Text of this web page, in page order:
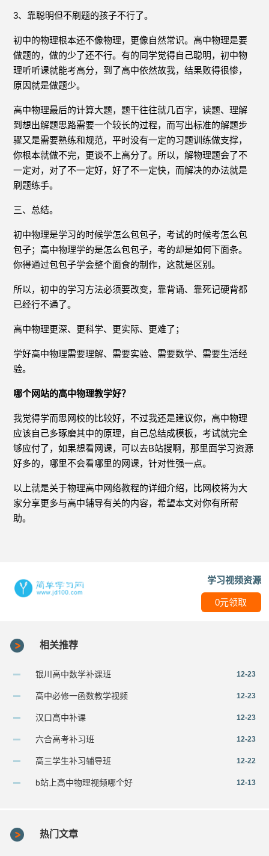
3、靠聪明但不刷题的孩子不行了。
初中的物理根本还不像物理，更像自然常识。高中物理是要
做题的，做的少了还不行。有的同学觉得自己聪明，初中物
理听听课就能考高分，到了高中依然故我，结果败得很惨，
原因就是做题少。
高中物理最后的计算大题，题干往往就几百字，读题、理解
到想出解题思路需要一个较长的过程，而写出标准的解题步
骤又是需要熟练和规范，平时没有一定的习题训练做支撑，
你根本就做不完，更谈不上高分了。所以，解物理题会了不
一定对，对了不一定好，好了不一定快，而解决的办法就是
刷题练手。
三、总结。
初中物理是学习的时候学怎么包包子，考试的时候考怎么包
包子；高中物理学的是怎么包包子，考的却是如何下面条。
你得通过包包子学会整个面食的制作，这就是区别。
所以，初中的学习方法必须要改变，靠背诵、靠死记硬背都
已经行不通了。
高中物理更深、更科学、更实际、更难了；
学好高中物理需要理解、需要实验、需要数学、需要生活经
验。
哪个网站的高中物理教学好？
我觉得学而思网校的比较好，不过我还是建议你，高中物理
应该自己多琢磨其中的原理，自己总结成模板，考试就完全
够应付了，如果想看网课，可以去B站搜啊，那里面学习资源
好多的，哪里不会看哪里的网课，针对性强一点。
以上就是关于物理高中网络教程的详细介绍，比网校将为大
家分享更多与高中辅导有关的内容，希望本文对你有所帮
助。
学习视频资源
0元领取
相关推荐
银川高中数学补课班 12-23
高中必修一函数教学视频 12-23
汉口高中补课 12-23
六合高考补习班 12-23
高三学生补习辅导班 12-22
b站上高中物理视频哪个好 12-13
热门文章